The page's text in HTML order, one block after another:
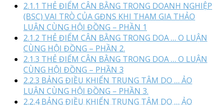
2.1.1 THẺ ĐIỂM CÂN BẰNG TRONG DOANH NGHIỆP
(BSC) VAI TRÒ CỦA GĐNS KHI THAM GIA THẢO
LUẬN CÙNG HỘI ĐỒNG – PHẦN 1
2.1.2 THẺ ĐIỂM CÂN BẰNG TRONG DOA … O LUẬN
CÙNG HỘI ĐỒNG – PHẦN 2.
2.1.3 THẺ ĐIỂM CÂN BẰNG TRONG DOA … O LUẬN
CÙNG HỘI ĐỒNG – PHẦN 3
2.2.3 BẢNG ĐIỀU KHIỂN TRUNG TÂM DO … ẢO
LUẬN CÙNG HỘI ĐỒNG – PHẦN 3.
2.2.4 BẢNG ĐIỀU KHIỂN TRUNG TÂM DO … ẢO